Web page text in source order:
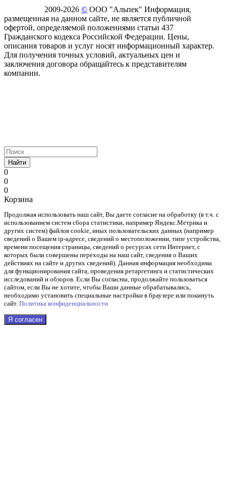
2009-2026 © ООО "Альпек" Информация,
размещенная на данном сайте, не является публичной
офертой, определяемой положениями статьи 437
Гражданского кодекса Российской Федерации. Цены,
описания товаров и услуг носят информационный характер.
Для получения точных условий, актуальных цен и
заключения договора обращайтесь к представителям
компании.
Найти
0
0
0
Корзина
Продолжая использовать наш cайт, Вы даете согласие на обработку (в т.ч. с
использованием систем сбора статистики, например Яндекс.Метрика и
других систем) файлов cookie, иных пользовательских данных (например
сведений о Вашем ip-адресе, сведений о местоположении, типе устройства,
времени посещения страницы, сведений о ресурсах сети Интернет, с
которых были совершены переходы на наш сайт, сведения о Ваших
действиях на сайте и других сведений). Данная информация необходима
для функционирования сайта, проведения ретаргетинга и статистических
исследований и обзоров. Если Вы согласны, продолжайте пользоваться
сайтом, если Вы не хотите, чтобы Ваши данные обрабатывались,
необходимо установить специальные настройки в браузере или покинуть
сайт. Политика конфиденциальности
Я согласен